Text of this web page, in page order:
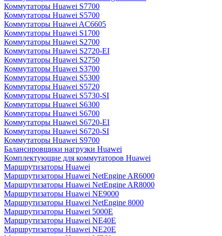
Коммутаторы Huawei S7700
Коммутаторы Huawei S5700
Коммутаторы Huawei AC6605
Коммутаторы Huawei S1700
Коммутаторы Huawei S2700
Коммутаторы Huawei S2720-EI
Коммутаторы Huawei S2750
Коммутаторы Huawei S3700
Коммутаторы Huawei S5300
Коммутаторы Huawei S5720
Коммутаторы Huawei S5730-SI
Коммутаторы Huawei S6300
Коммутаторы Huawei S6700
Коммутаторы Huawei S6720-EI
Коммутаторы Huawei S6720-SI
Коммутаторы Huawei S9700
Балансировщики нагрузки Huawei
Комплектующие для коммутаторов Huawei
Маршрутизаторы Huawei
Маршрутизаторы Huawei NetEngine AR6000
Маршрутизаторы Huawei NetEngine AR8000
Маршрутизаторы Huawei NE9000
Маршрутизаторы Huawei NetEngine 8000
Маршрутизаторы Huawei 5000E
Маршрутизаторы Huawei NE40E
Маршрутизаторы Huawei NE20E